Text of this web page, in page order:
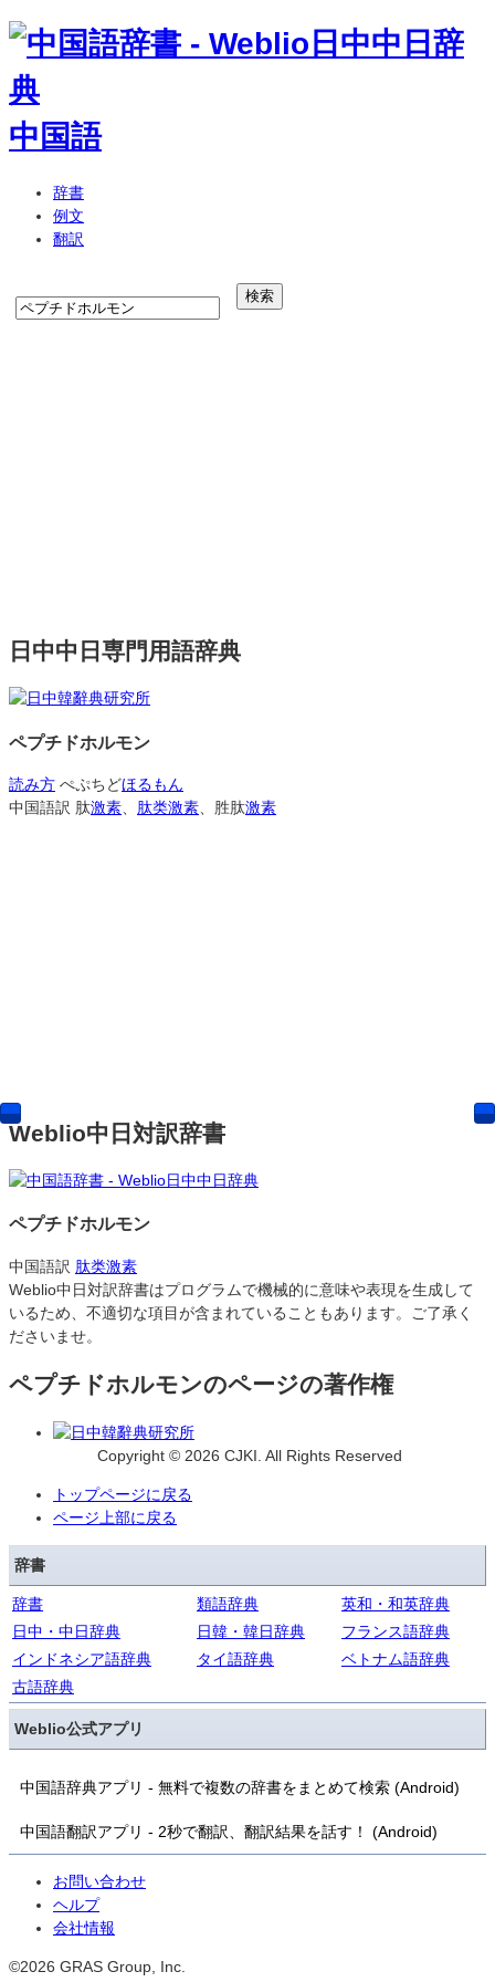
中国語
辞書
例文
翻訳
日中中日専門用語辞典
ペプチドホルモン
読み方 ぺぷちどほるもん
中国語訳 肽激素 肽类激素 、胜肽激素
Weblio中日対訳辞書
ペプチドホルモン
中国語訳 肽类激素
Weblio中日対訳辞書はプログラムで機械的に意味や表現を生成して
いるため、不適切な項目が含まれていることもあります。ご了承く
ださいませ。
ペプチドホルモンのページの著作権
Copyright © 2026 CJKI. All Rights Reserved
トップページに戻る
ページ上部に戻る
辞書
辞書 類語辞典
英和・和英辞典
日中・中日辞典
日韓・韓日辞典
フランス語辞典
インドネシア語辞典
タイ語辞典
ベトナム語辞典
古語辞典
Weblio公式アプリ
中国語辞典アプリ - 無料で複数の辞書をまとめて検索 (Android)
中国語翻訳アプリ - 2秒で翻訳、翻訳結果を話す！ (Android)
お問い合わせ
ヘルプ
会社情報
©2026 GRAS Group, Inc.